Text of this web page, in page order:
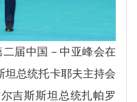
届中国－中亚峰会在
坦总统托卡耶夫主持会
吉斯斯坦总统扎帕罗